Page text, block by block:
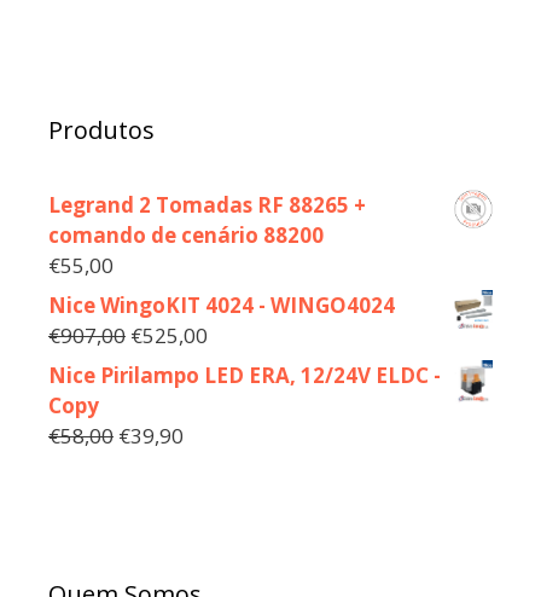
Produtos
Legrand 2 Tomadas RF 88265 +
comando de cenário 88200
€55,00
Nice WingoKIT 4024 - WINGO4024
€907,00 €525,00
Nice Pirilampo LED ERA, 12/24V ELDC -
Copy
€58,00 €39,90